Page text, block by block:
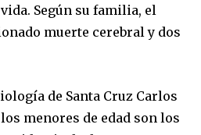
Según su familia, el
muerte cerebral y dos
de Santa Cruz Carlos
menores de edad son los